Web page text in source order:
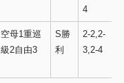
4
空母1重巡
級2自由3
S勝
利
2-2,2-
3,2-4